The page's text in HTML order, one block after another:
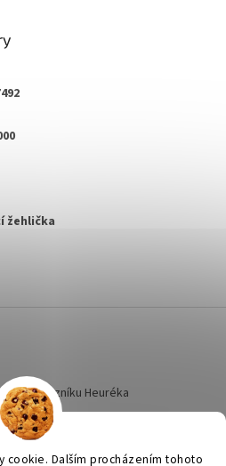
cookie. Dalším procházením tohoto
žehlička
dotazníku Heuréka